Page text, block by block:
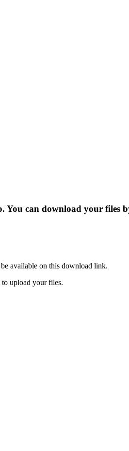
You can download your files
available on this download link.
upload your files.